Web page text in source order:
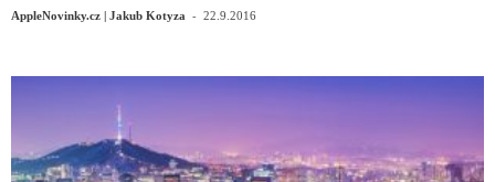
AppleNovinky.cz | Jakub Kotyza - 22.9.2016